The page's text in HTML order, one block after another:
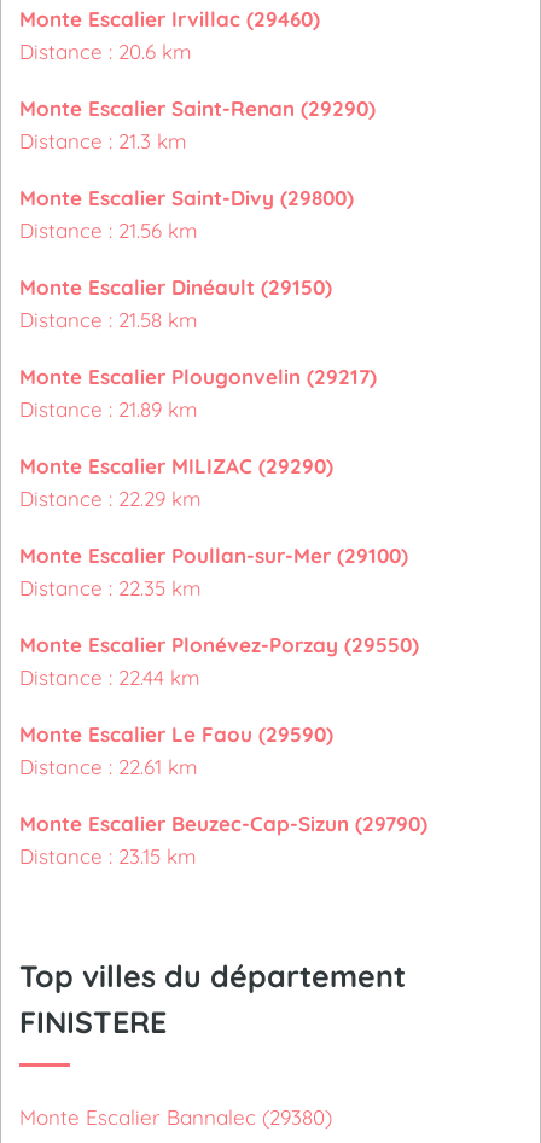
Monte Escalier Irvillac (29460)
Distance : 20.6 km
Monte Escalier Saint-Renan (29290)
Distance : 21.3 km
Monte Escalier Saint-Divy (29800)
Distance : 21.56 km
Monte Escalier Dinéault (29150)
Distance : 21.58 km
Monte Escalier Plougonvelin (29217)
Distance : 21.89 km
Monte Escalier MILIZAC (29290)
Distance : 22.29 km
Monte Escalier Poullan-sur-Mer (29100)
Distance : 22.35 km
Monte Escalier Plonévez-Porzay (29550)
Distance : 22.44 km
Monte Escalier Le Faou (29590)
Distance : 22.61 km
Monte Escalier Beuzec-Cap-Sizun (29790)
Distance : 23.15 km
Top villes du département
FINISTERE
Monte Escalier Bannalec (29380)